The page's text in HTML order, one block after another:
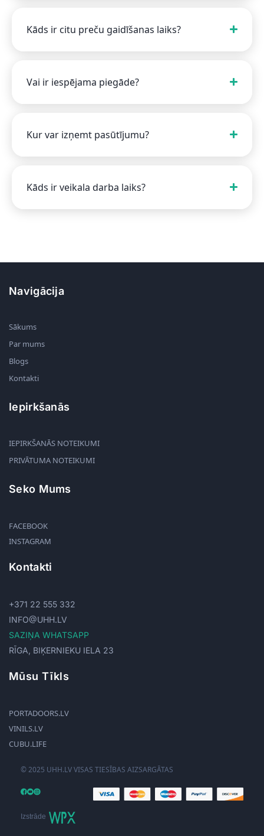
Kāds ir citu preču gaidīšanas laiks?
Vai ir iespējama piegāde?
Kur var izņemt pasūtījumu?
Kāds ir veikala darba laiks?
Navigācija
Sākums
Par mums
Blogs
Kontakti
Iepirkšanās
IEPIRKŠANĀS NOTEIKUMI
PRIVĀTUMA NOTEIKUMI
Seko Mums
FACEBOOK
INSTAGRAM
Kontakti
+371 22 555 332
INFO@UHH.LV
SAZIŅA WHATSAPP
RĪGA, BIĶERNIEKU IELA 23
Mūsu Tīkls
PORTADOORS.LV
VINILS.LV
CUBU.LIFE
© 2025 UHH.LV VISAS TIESĪBAS AIZSARGĀTAS
Izstrāde